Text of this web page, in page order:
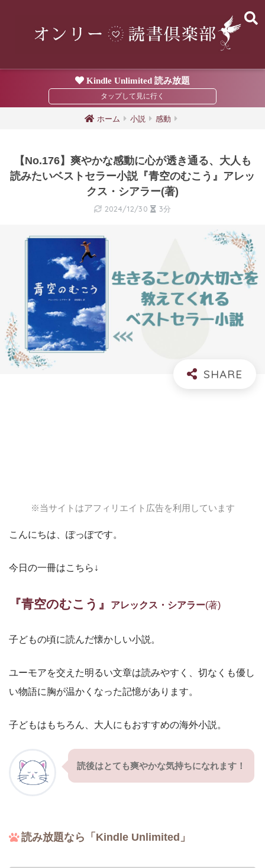
Kindle Unlimited 読み放題
ホーム 小説 感動
【No.176】爽やかな感動に心が透き通る、大人も
読みたいベストセラー小説『青空のむこう』アレッ
クス・シアラー(著)
2024/12/30 3分
※当サイトはアフィリエイト広告を利用しています
こんにちは、ぽっぽです。
今日の一冊はこちら↓
『青空のむこう』 アレックス・シアラー(著)
子どもの頃に読んだ懐かしい小説。
ユーモアを交えた明るい文章は読みやすく、切なくも優し
い物語に胸が温かくなった記憶があります。
子どもはもちろん、大人にもおすすめの海外小説。
読後はとても爽やかな気持ちになれます！
読み放題なら「Kindle Unlimited」